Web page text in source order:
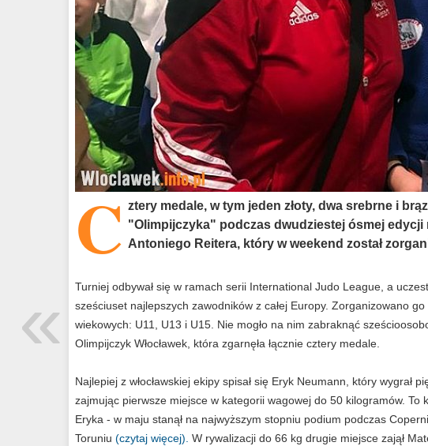
C ztery medale, w tym jeden złoty, dwa srebrne i
"Olimpijczyka" podczas dwudziestej ósmej
Antoniego Reitera, który w weekend został
Turniej odbywał się w ramach serii International Judo League, a
sześciuset najlepszych zawodników z całej Europy. Zorganizowano
wiekowych: U11, U13 i U15. Nie mogło na nim zabraknąć
Olimpijczyk Włocławek, która zgarnęła łącznie cztery medale.
Najlepiej z włocławskiej ekipy spisał się Eryk Neumann, który wygrał
zajmując pierwsze miejsce w kategorii wagowej do 50 kilogramów. To
Eryka - w maju stanął na najwyższym stopniu podium podczas
Toruniu (czytaj więcej). W rywalizacji do 66 kg drugie miejsce zajął
«